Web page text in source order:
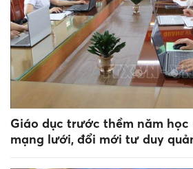
Giáo dục trước thềm năm học
mạng lưới, đổi mới tư duy